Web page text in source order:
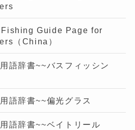
Guide Page for
（China）
語辞書~~バスフィッシン
語辞書~~偏光グラス
語辞書~~ベイトリール